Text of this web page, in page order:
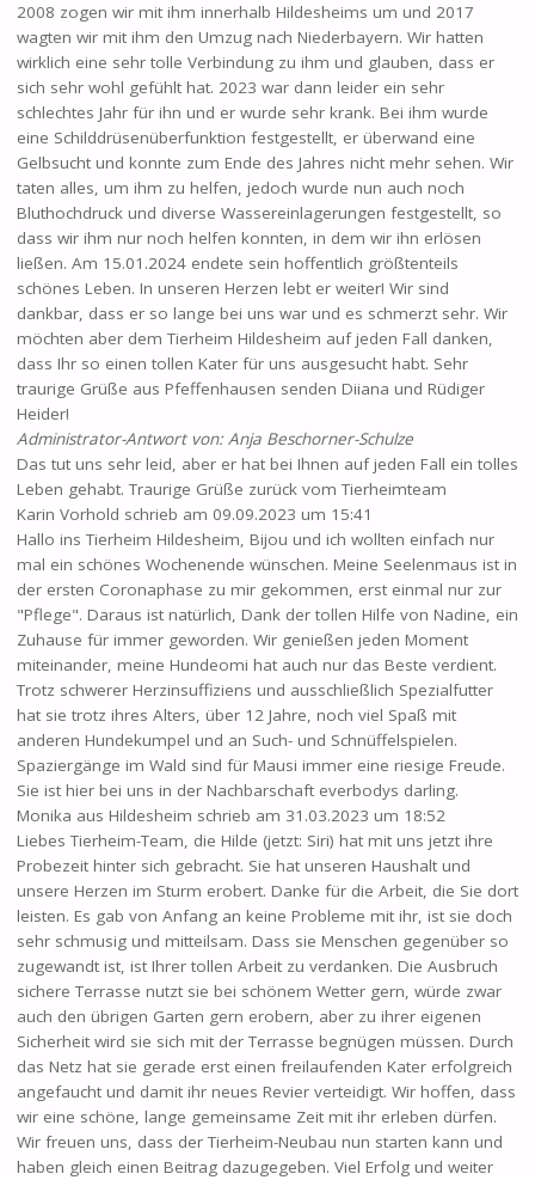
2008 zogen wir mit ihm innerhalb Hildesheims um und 2017
wagten wir mit ihm den Umzug nach Niederbayern. Wir hatten
wirklich eine sehr tolle Verbindung zu ihm und glauben, dass er
sich sehr wohl gefühlt hat. 2023 war dann leider ein sehr
schlechtes Jahr für ihn und er wurde sehr krank. Bei ihm wurde
eine Schilddrüsenüberfunktion festgestellt, er überwand eine
Gelbsucht und konnte zum Ende des Jahres nicht mehr sehen. Wir
taten alles, um ihm zu helfen, jedoch wurde nun auch noch
Bluthochdruck und diverse Wassereinlagerungen festgestellt, so
dass wir ihm nur noch helfen konnten, in dem wir ihn erlösen
ließen. Am 15.01.2024 endete sein hoffentlich größtenteils
schönes Leben. In unseren Herzen lebt er weiter! Wir sind
dankbar, dass er so lange bei uns war und es schmerzt sehr. Wir
möchten aber dem Tierheim Hildesheim auf jeden Fall danken,
dass Ihr so einen tollen Kater für uns ausgesucht habt. Sehr
traurige Grüße aus Pfeffenhausen senden Diiana und Rüdiger
Heider!
Administrator-Antwort von: Anja Beschorner-Schulze
Das tut uns sehr leid, aber er hat bei Ihnen auf jeden Fall ein tolles
Leben gehabt. Traurige Grüße zurück vom Tierheimteam
Karin Vorhold schrieb am 09.09.2023 um 15:41
Hallo ins Tierheim Hildesheim, Bijou und ich wollten einfach nur
mal ein schönes Wochenende wünschen. Meine Seelenmaus ist in
der ersten Coronaphase zu mir gekommen, erst einmal nur zur
"Pflege". Daraus ist natürlich, Dank der tollen Hilfe von Nadine, ein
Zuhause für immer geworden. Wir genießen jeden Moment
miteinander, meine Hundeomi hat auch nur das Beste verdient.
Trotz schwerer Herzinsuffiziens und ausschließlich Spezialfutter
hat sie trotz ihres Alters, über 12 Jahre, noch viel Spaß mit
anderen Hundekumpel und an Such- und Schnüffelspielen.
Spaziergänge im Wald sind für Mausi immer eine riesige Freude.
Sie ist hier bei uns in der Nachbarschaft everbodys darling.
Monika aus Hildesheim schrieb am 31.03.2023 um 18:52
Liebes Tierheim-Team, die Hilde (jetzt: Siri) hat mit uns jetzt ihre
Probezeit hinter sich gebracht. Sie hat unseren Haushalt und
unsere Herzen im Sturm erobert. Danke für die Arbeit, die Sie dort
leisten. Es gab von Anfang an keine Probleme mit ihr, ist sie doch
sehr schmusig und mitteilsam. Dass sie Menschen gegenüber so
zugewandt ist, ist Ihrer tollen Arbeit zu verdanken. Die Ausbruch
sichere Terrasse nutzt sie bei schönem Wetter gern, würde zwar
auch den übrigen Garten gern erobern, aber zu ihrer eigenen
Sicherheit wird sie sich mit der Terrasse begnügen müssen. Durch
das Netz hat sie gerade erst einen freilaufenden Kater erfolgreich
angefaucht und damit ihr neues Revier verteidigt. Wir hoffen, dass
wir eine schöne, lange gemeinsame Zeit mit ihr erleben dürfen.
Wir freuen uns, dass der Tierheim-Neubau nun starten kann und
haben gleich einen Beitrag dazugegeben. Viel Erfolg und weiter